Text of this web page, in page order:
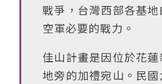
戰爭，台灣西部各基
空軍必要的戰力。
佳山計畫是因位於花
地旁的加禮宛山。民